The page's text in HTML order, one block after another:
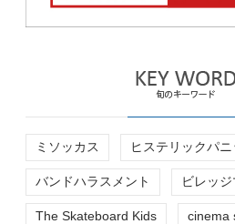
ミソッカス ヒステリックパニ
バンドハラスメント ビレッ
The Skateboard Kids cinema